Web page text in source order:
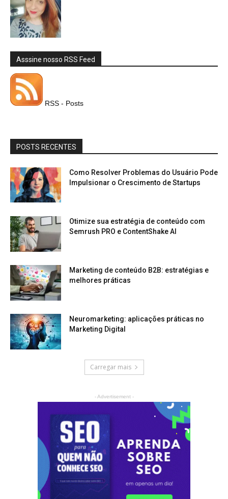
Asssine nosso RSS Feed
RSS - Posts
POSTS RECENTES
Como Resolver Problemas do Usuário Pode
Impulsionar o Crescimento de Startups
Otimize sua estratégia de conteúdo com
Semrush PRO e ContentShake AI
Marketing de conteúdo B2B: estratégias e
melhores práticas
Neuromarketing: aplicações práticas no
Marketing Digital
Carregar mais
- Advertisement -